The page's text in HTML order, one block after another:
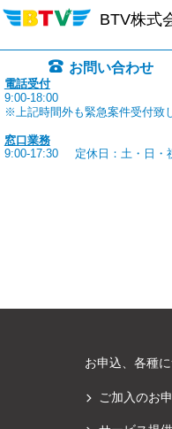
BTV株式
お問い合わせ
電話受付
9:00-18:00
※上記時間外も緊急案件受付致
窓口業務
9:00-17:30
定休日：土・日・
お申込、各種
ご加入のお